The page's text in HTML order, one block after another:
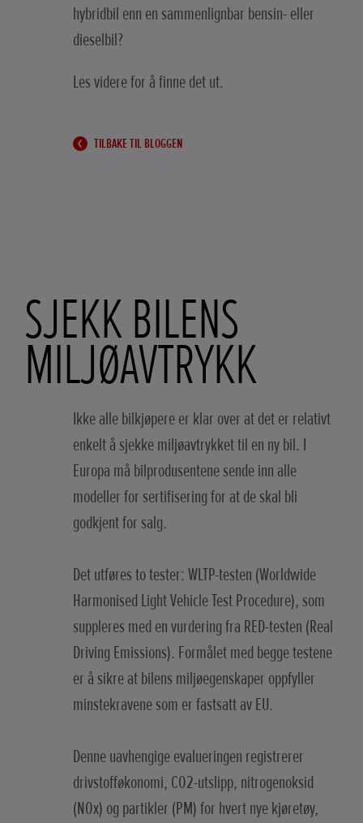
hybridbil enn en sammenlignbar bensin- eller
dieselbil?
Les videre for å finne det ut.
TILBAKE TIL BLOGGEN
SJEKK BILENS
MILJØAVTRYKK
Ikke alle bilkjøpere er klar over at det er relativt
enkelt å sjekke miljøavtrykket til en ny bil. I
Europa må bilprodusentene sende inn alle
modeller for sertifisering for at de skal bli
godkjent for salg.
Det utføres to tester: WLTP-testen (Worldwide
Harmonised Light Vehicle Test Procedure), som
suppleres med en vurdering fra RED-testen (Real
Driving Emissions). Formålet med begge testene
er å sikre at bilens miljøegenskaper oppfyller
minstekravene som er fastsatt av EU.
Denne uavhengige evalueringen registrerer
drivstofføkonomi, CO2-utslipp, nitrogenoksid
(NOx) og partikler (PM) for hvert nye kjøretøy,